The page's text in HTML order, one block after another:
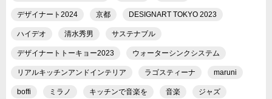
デザイナート2024 京都 DESIGNART TOKYO 2023
ハイデオ 清水秀男 サステナブル
デザイナートトーキョー2023 ウォーターシンクシステム
リアルキッチンアンドインテリア ラゴスティーナ maruni
boffi ミラノ キッチンで音楽を 音楽 ジャズ